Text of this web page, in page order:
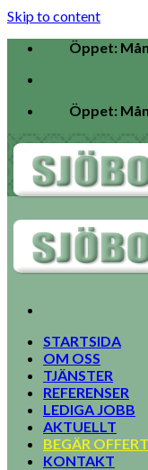
Skip to content
Öppet:
Öppet:
STARTSIDA
OM OSS
TJÄNSTER
REFERENSER
LEDIGA JOBB
AKTUELLT
BEGÄR OFFERT
KONTAKT